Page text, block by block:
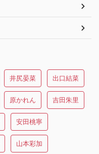
井尻晏菜 出口結菜
原かれん 吉田朱里
安田桃寧
山本彩加